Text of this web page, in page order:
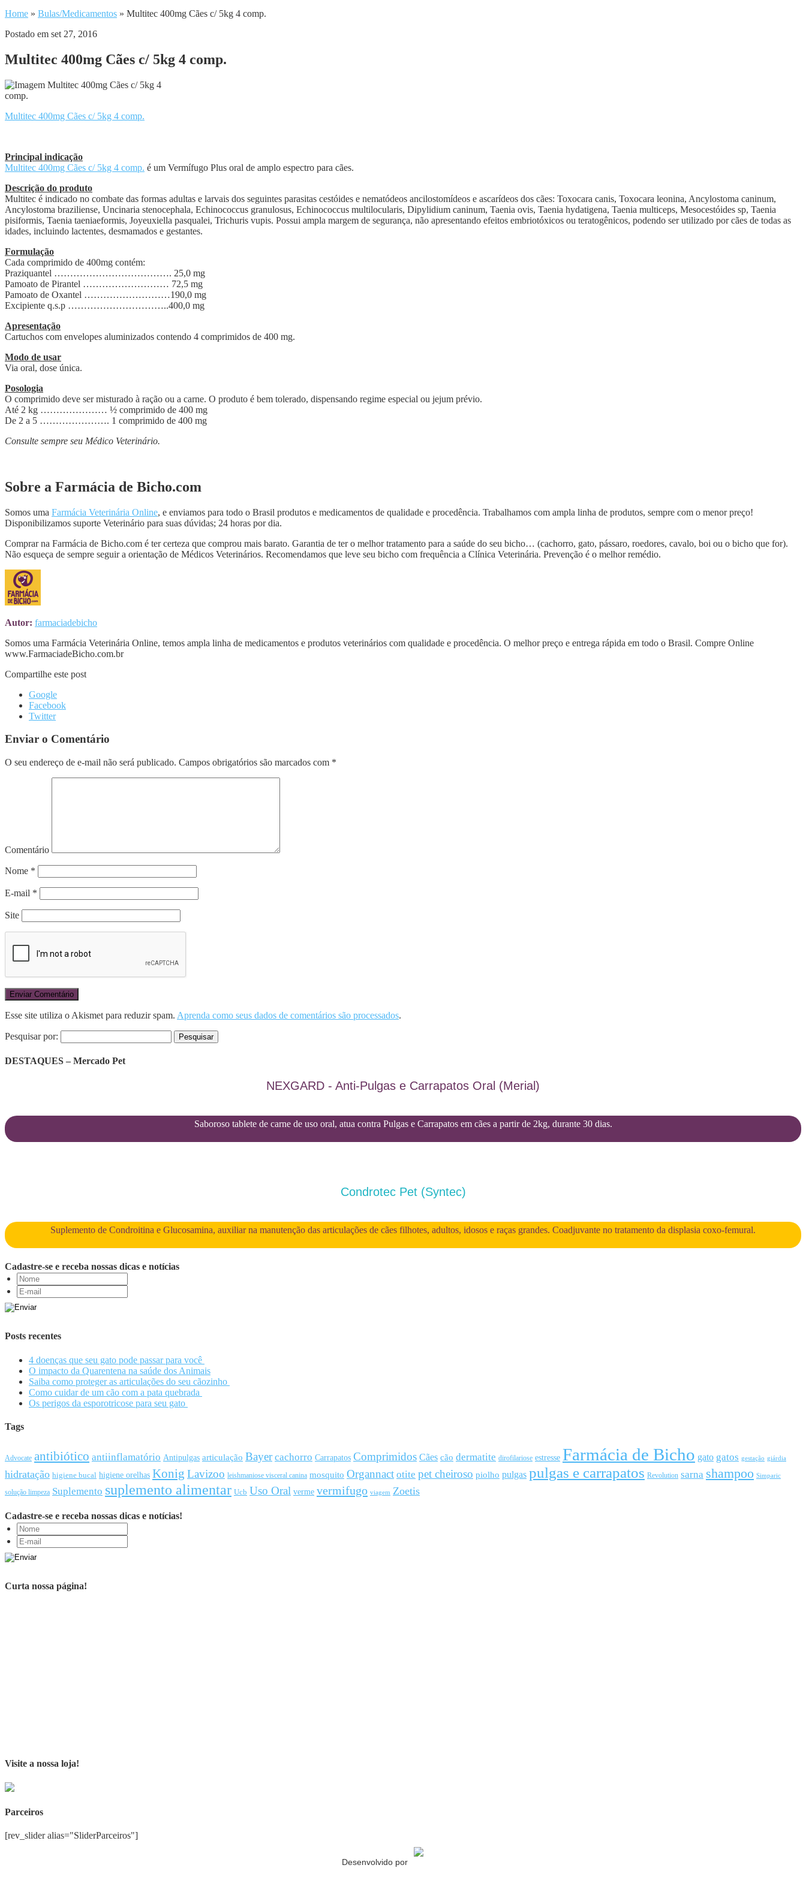
Home » Bulas/Medicamentos » Multitec 400mg Cães c/ 5kg 4 comp.
Postado em set 27, 2016
Multitec 400mg Cães c/ 5kg 4 comp.
Multitec 400mg Cães c/ 5kg 4 comp.
Principal indicação
Multitec 400mg Cães c/ 5kg 4 comp. é um Vermífugo Plus oral de amplo espectro para cães.
Descrição do produto
Multitec é indicado no combate das formas adultas e larvais dos seguintes parasitas cestóides e nematódeos ancilostomídeos e ascarídeos dos cães: Toxocara canis, Toxocara leonina, Ancylostoma caninum,
Ancylostoma braziliense, Uncinaria stenocephala, Echinococcus granulosus, Echinococcus multilocularis, Dipylidium caninum, Taenia ovis, Taenia hydatigena, Taenia multiceps, Mesocestóides sp, Taenia
pisiformis, Taenia taeniaeformis, Joyeuxiella pasqualei, Trichuris vupis. Possui ampla margem de segurança, não apresentando efeitos embriotóxicos ou teratogênicos, podendo ser utilizado por cães de todas as
idades, incluindo lactentes, desmamados e gestantes.
Formulação
Cada comprimido de 400mg contém:
Praziquantel ………………………………. 25,0 mg
Pamoato de Pirantel ……………………… 72,5 mg
Pamoato de Oxantel ………………………190,0 mg
Excipiente q.s.p …………………………..400,0 mg
Apresentação
Cartuchos com envelopes aluminizados contendo 4 comprimidos de 400 mg.
Modo de usar
Via oral, dose única.
Posologia
O comprimido deve ser misturado à ração ou a carne. O produto é bem tolerado, dispensando regime especial ou jejum prévio.
Até 2 kg ………………… ½ comprimido de 400 mg
De 2 a 5 …………………. 1 comprimido de 400 mg
Consulte sempre seu Médico Veterinário.
Sobre a Farmácia de Bicho.com
Somos uma Farmácia Veterinária Online, e enviamos para todo o Brasil produtos e medicamentos de qualidade e procedência. Trabalhamos com ampla linha de produtos, sempre com o menor preço!
Disponibilizamos suporte Veterinário para suas dúvidas; 24 horas por dia.
Comprar na Farmácia de Bicho.com é ter certeza que comprou mais barato. Garantia de ter o melhor tratamento para a saúde do seu bicho… (cachorro, gato, pássaro, roedores, cavalo, boi ou o bicho que for).
Não esqueça de sempre seguir a orientação de Médicos Veterinários. Recomendamos que leve seu bicho com frequência a Clínica Veterinária. Prevenção é o melhor remédio.
Autor: farmaciadebicho
Somos uma Farmácia Veterinária Online, temos ampla linha de medicamentos e produtos veterinários com qualidade e procedência. O melhor preço e entrega rápida em todo o Brasil. Compre Online
www.FarmaciadeBicho.com.br
Compartilhe este post
Google
Facebook
Twitter
Enviar o Comentário
O seu endereço de e-mail não será publicado. Campos obrigatórios são marcados com *
Comentário
Nome *
E-mail *
Site
Esse site utiliza o Akismet para reduzir spam. Aprenda como seus dados de comentários são processados.
Pesquisar por:
DESTAQUES – Mercado Pet
NEXGARD - Anti-Pulgas e Carrapatos Oral (Merial)
Saboroso tablete de carne de uso oral, atua contra Pulgas e Carrapatos em cães a partir de 2kg, durante 30 dias.
Condrotec Pet (Syntec)
Suplemento de Condroitina e Glucosamina, auxiliar na manutenção das articulações de cães filhotes, adultos, idosos e raças grandes. Coadjuvante no tratamento da displasia coxo-femural.
Cadastre-se e receba nossas dicas e notícias
Posts recentes
4 doenças que seu gato pode passar para você
O impacto da Quarentena na saúde dos Animais
Saiba como proteger as articulações do seu cãozinho
Como cuidar de um cão com a pata quebrada
Os perigos da esporotricose para seu gato
Tags
Advocate antibiótico antiinflamatório Antipulgas articulação Bayer cachorro Carrapatos Comprimidos Cães cão dermatite dirofilariose estresse Farmácia de Bicho gato gatos gestação giárdia
hidratação higiene bucal higiene orelhas Konig Lavizoo leishmaniose visceral canina mosquito Organnact otite pet cheiroso piolho pulgas pulgas e carrapatos Revolution sarna shampoo Simparic
solução limpeza Suplemento suplemento alimentar Ucb Uso Oral verme vermifugo viagem Zoetis
Cadastre-se e receba nossas dicas e notícias!
Curta nossa página!
Visite a nossa loja!
Parceiros
[rev_slider alias="SliderParceiros"]
Desenvolvido por